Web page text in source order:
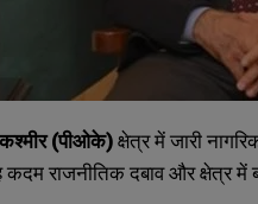
(पीओके)क्षेत्र में जारी
कदम राजनीतिक दबाव और क्षेत्र में